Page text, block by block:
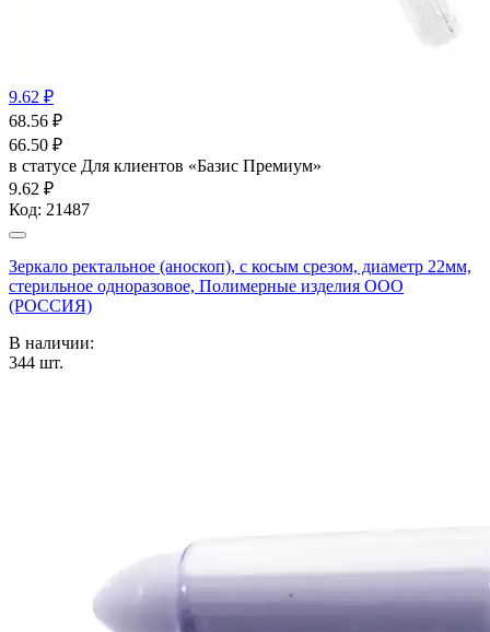
9.62 ₽
68.56 ₽
66.50 ₽
в статусе Для клиентов «Базис Премиум»
9.62 ₽
Код: 21487
Зеркало ректальное (аноскоп), с косым срезом, диаметр 22мм,
стерильное одноразовое, Полимерные изделия OOO
(РОССИЯ)
В наличии:
344 шт.